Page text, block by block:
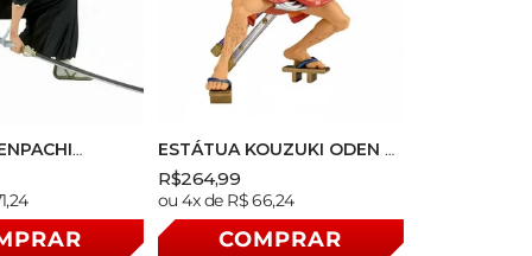
–
–
ESTÁTUA KOUZUKI ODEN –
ONE PIECE – KING OF
ARTIST SPECIAL VER. –
BANPRESTO
Preço
normal
Preço
normal
Preço
promocional
R$264,99
ou 4x de R$ 66,24
COMPRAR